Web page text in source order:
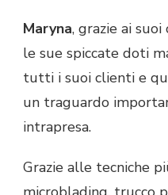
Maryna, grazie ai
le sue spiccate doti
tutti i suoi clienti e
un traguardo
intrapresa.
Grazie alle tecniche